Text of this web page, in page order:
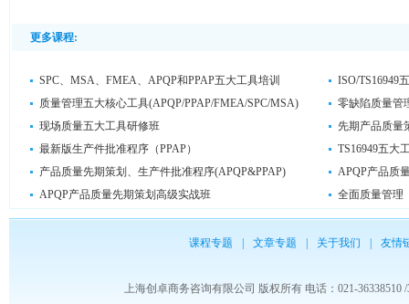
更多课程:
SPC、MSA、FMEA、APQP和PPAP五大工具培训
ISO/TS16949
质量管理五大核心工具(APQP/PPAP/FMEA/SPC/MSA)
零缺陷质量管
现场质量五大工具研修班
先期产品质量
最新版生产件批准程序（PPAP）
TS16949五大
产品质量先期策划、生产件批准程序(APQP&PPAP)
APQP产品质
APQP产品质量先期策划高级实战班
全面质量管理
课程专题 文章专题 关于我们 友情
上海创卓商务咨询有限公司 版权所有 电话：021-36338510 /